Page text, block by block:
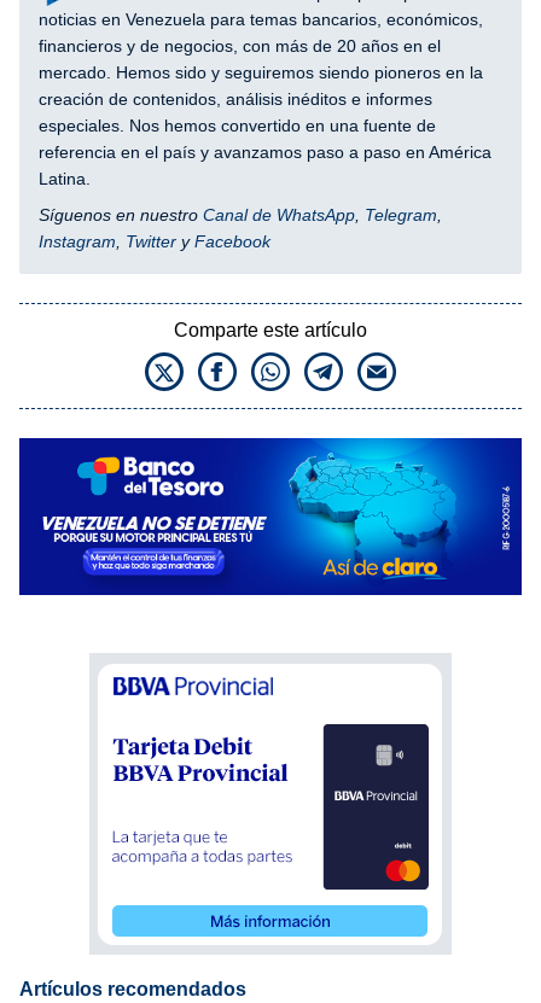
noticias en Venezuela para temas bancarios, económicos,
financieros y de negocios, con más de 20 años en el
mercado. Hemos sido y seguiremos siendo pioneros en la
creación de contenidos, análisis inéditos e informes
especiales. Nos hemos convertido en una fuente de
referencia en el país y avanzamos paso a paso en América
Latina.
Síguenos en nuestro Canal de WhatsApp Telegram
Instagram
Twitter yFacebook
Comparte este artículo
Artículos recomendados